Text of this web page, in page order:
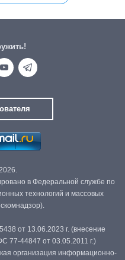
в Федеральной службе по
технологий и массовых
от 13.06.2023 г. (внесение
77-44847 от 03.05.2011 г.)
организация информационно-